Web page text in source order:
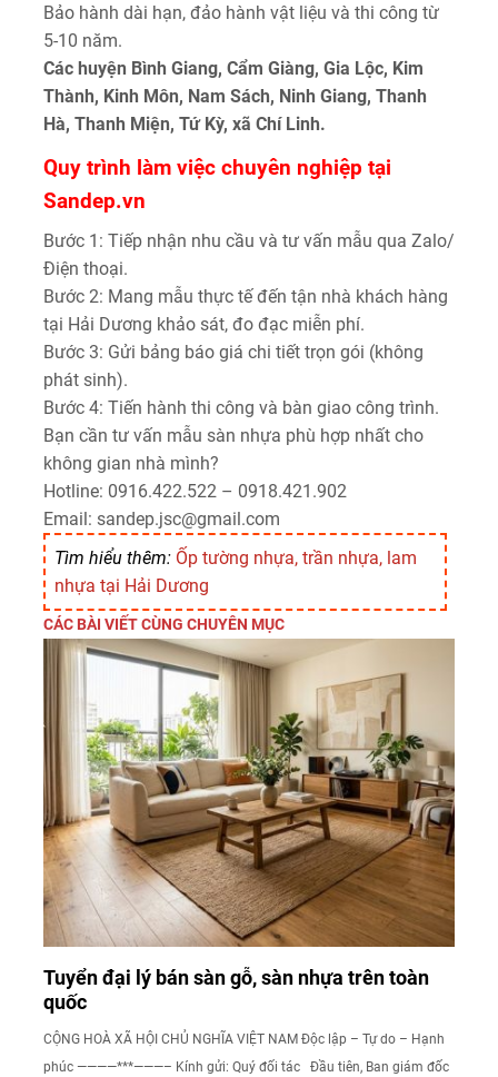
Bảo hành dài hạn, đảo hành vật liệu và thi công từ
5-10 năm.
Các huyện Bình Giang, Cẩm Giàng, Gia Lộc, Kim
Thành, Kinh Môn, Nam Sách, Ninh Giang, Thanh
Hà, Thanh Miện, Tứ Kỳ, xã Chí Linh.
Quy trình làm việc chuyên nghiệp tại
Sandep.vn
Bước 1: Tiếp nhận nhu cầu và tư vấn mẫu qua Zalo/
Điện thoại.
Bước 2: Mang mẫu thực tế đến tận nhà khách hàng
tại Hải Dương khảo sát, đo đạc miễn phí.
Bước 3: Gửi bảng báo giá chi tiết trọn gói (không
phát sinh).
Bước 4: Tiến hành thi công và bàn giao công trình.
Bạn cần tư vấn mẫu sàn nhựa phù hợp nhất cho
không gian nhà mình?
Hotline: 0916.422.522 – 0918.421.902
Email: sandep.jsc@gmail.com
Tìm hiểu thêm: Ốp tường nhựa, trần nhựa, lam
nhựa tại Hải Dương
CÁC BÀI VIẾT CÙNG CHUYÊN MỤC
Tuyển đại lý bán sàn gỗ, sàn nhựa trên toàn
quốc
CỘNG HOÀ XÃ HỘI CHỦ NGHĨA VIỆT NAM Độc lập – Tự do – Hạnh
phúc ————***———– Kính gửi: Quý đối tác Đầu tiên, Ban giám đốc